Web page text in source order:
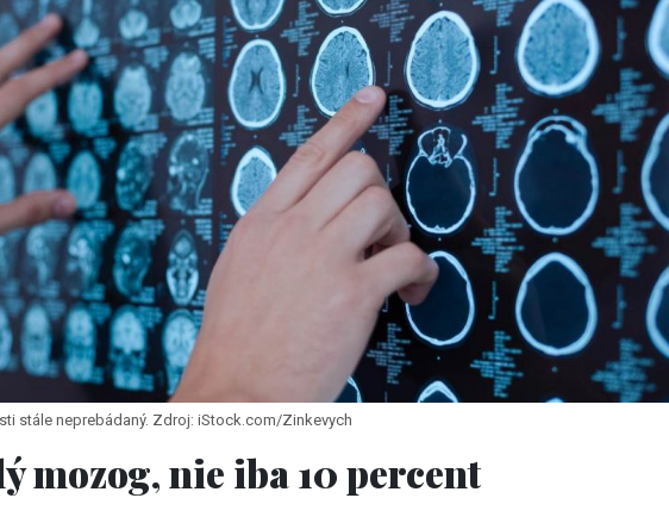
stále neprebádaný. Zdroj: iStock.com/Zinkevych
mozog, nie iba 10 percent